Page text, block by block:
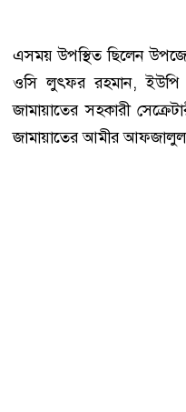
এসময় উপস্থিত ছিলেন
ওসি লুৎফর রহমান, ইউপি
জামায়াতের সহকারী
জামায়াতের আমীর